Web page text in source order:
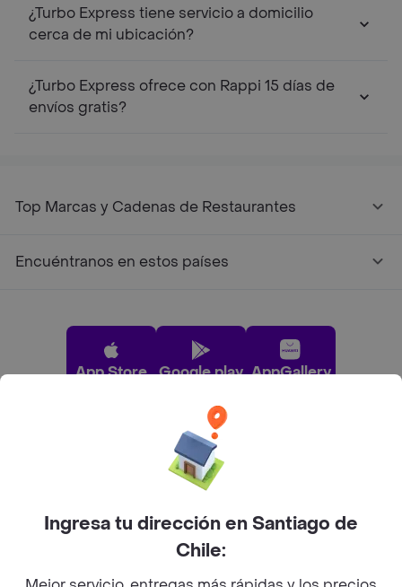
¿Turbo Express tiene servicio a domicilio
cerca de mi ubicación?
¿Turbo Express ofrece con Rappi 15 días de
envíos gratis?
Top Marcas y Cadenas de Restaurantes
Encuéntranos en estos países
App Store Google play AppGallery
Pide tu comida favorita cerca de ti
Categorías
Ingresa tu dirección en Santiago de
Chile: